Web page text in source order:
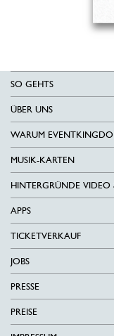
SO GEHTS
ÜBER UNS
WARUM
MUSIK-KARTEN
HINTERGRÜNDE VIDEO
APPS
TICKETVERKAUF
JOBS
PRESSE
PREISE